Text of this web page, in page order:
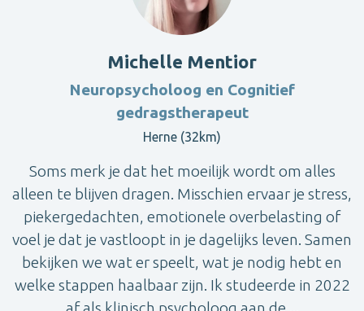
Michelle Mentior
Neuropsycholoog en Cognitief
gedragstherapeut
Herne (32km)
Soms merk je dat het moeilijk wordt om alles
alleen te blijven dragen. Misschien ervaar je stress,
piekergedachten, emotionele overbelasting of
voel je dat je vastloopt in je dagelijks leven. Samen
bekijken we wat er speelt, wat je nodig hebt en
welke stappen haalbaar zijn. Ik studeerde in 2022